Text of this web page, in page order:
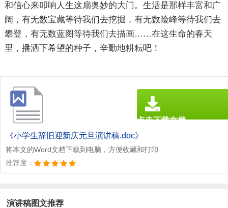
和信心来叩响人生这扇奥妙的大门。生活是那样丰富和广
阔，有无数宝藏等待我们去挖掘，有无数险峰等待我们去
攀登，有无数蓝图等待我们去描画……在这生命的春天
里，播洒下希望的种子，辛勤地耕耘吧！
《小学生辞旧迎新庆元旦演讲稿.doc》
将本文的Word文档下载到电脑，方便收藏和打印
推荐度：
点击下载文档
文档为doc格式
演讲稿图文推荐